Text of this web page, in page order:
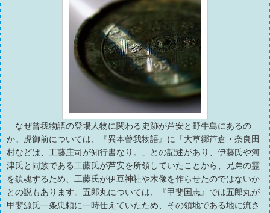
なぜ曾我物語の登場人物に関わる史跡が芦安と野牛島にあるの
か。虎御前については、『異本曾我物語』に「大草郷芦倉・奈良田
村などは、工藤庄司が知行書なり。」との記述があり、伊藤氏や河
津氏と同族である工藤氏が芦安を所領していたことから、兄弟の霊
を鎮魂するため、工藤氏が伊豆神社や木像を作らせたのではないか
との説もあります。五郎丸については、『甲斐国志』では五郎丸が
甲斐源氏一条忠頼に一時仕えていたため、その領地である地に流さ